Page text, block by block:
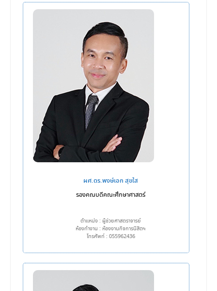
ผศ.ดร.พงษ์เอก สุขใส
รองคณบดีคณะศึกษาศาสตร์
ตำแหน่ง : ผู้ช่วยศาสตราจารย์
ห้องทำงาน : ห้องงานกิจการนิสิตฯ
โทรศัพท์ : 055962436